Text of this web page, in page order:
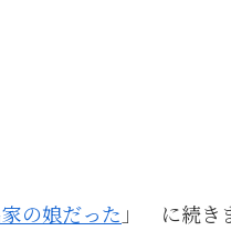
の娘だった 」 に続き